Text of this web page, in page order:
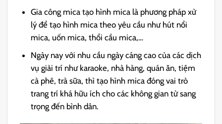
Gia công mica tạo hình mica là phương pháp xử
lý để tạo hình mica theo yêu cầu như hút nổi
mica, uốn mica, thổi cầu mica,…
Ngày nay với nhu cầu ngày cáng cao của các dịch
vụ giải trí như karaoke, nhà hàng, quán ăn, tiệm
cà phê, trà sữa, thì tạo hình mica đóng vai trò
trang trí khá hữu ích cho các không gian từ sang
trọng đến bình dân.